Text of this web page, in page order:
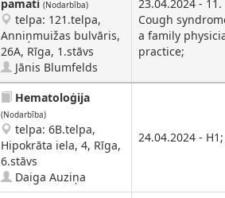
pamati (Nodarbība)
telpa: 121.telpa,
Anniņmuižas bulvāris,
26A, Rīga, 1.stāvs
Jānis Blumfelds
23.04.2024 - 11.
Cough
a family
practice;
Hematoloģija
(Nodarbība)
telpa: 6B.telpa,
Hipokrāta iela, 4, Rīga,
6.stāvs
Daiga Auziņa
24.04.2024 - H1;